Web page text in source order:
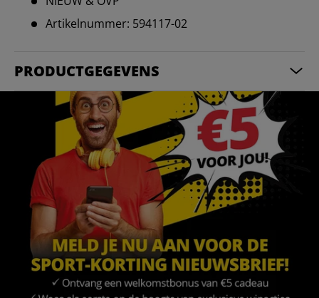
Artikelnummer: 594117-02
PRODUCTGEGEVENS